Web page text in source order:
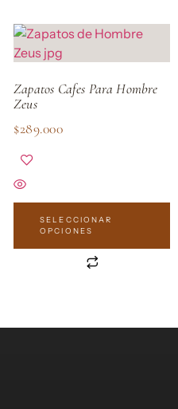
Zapatos Cafes Para Hombre
Zeus
$289.000
SELECCIONAR
OPCIONES